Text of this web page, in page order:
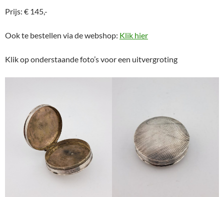
Prijs: € 145,-
Ook te bestellen via de webshop: Klik hier
Klik op onderstaande foto’s voor een uitvergroting